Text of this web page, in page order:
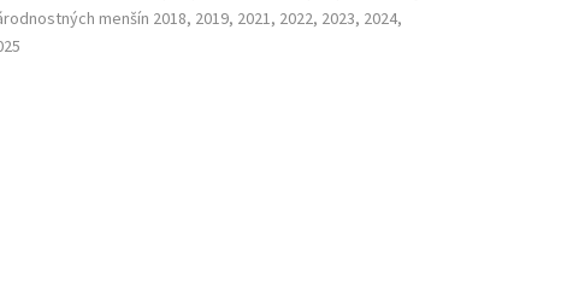
menšín 2018, 2019, 2021, 2022, 2023, 2024,